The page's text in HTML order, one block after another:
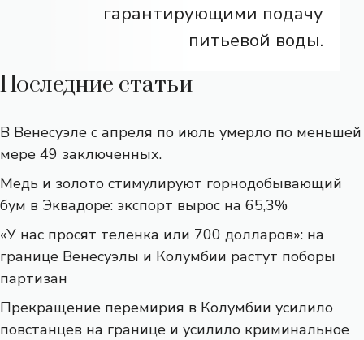
гарантирующими подачу
питьевой воды.
Последние статьи
В Венесуэле с апреля по июль умерло по меньшей
мере 49 заключенных.
Медь и золото стимулируют горнодобывающий
бум в Эквадоре: экспорт вырос на 65,3%
«У нас просят теленка или 700 долларов»: на
границе Венесуэлы и Колумбии растут поборы
партизан
Прекращение перемирия в Колумбии усилило
повстанцев на границе и усилило криминальное